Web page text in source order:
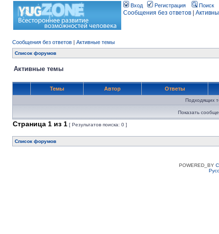
Вход Регистрация Поиск
Сообщения без ответов
Сообщения без ответов | Активные темы
Список форумов
Активные темы
Темы Автор Ответы
Подходящих
Показать
Страница 1 из 1 [ Результатов поиска: 0 ]
Список форумов
POWERED_BY